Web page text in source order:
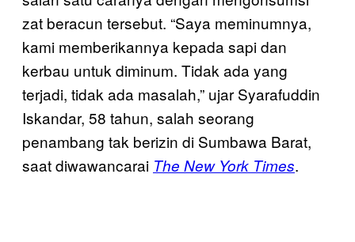
zat beracun tersebut. “Saya meminumnya,
kami memberikannya kepada sapi dan
kerbau untuk diminum. Tidak ada yang
terjadi, tidak ada masalah,” ujar Syarafuddin
Iskandar, 58 tahun, salah seorang
penambang tak berizin di Sumbawa Barat,
saat diwawancarai The New York Times.